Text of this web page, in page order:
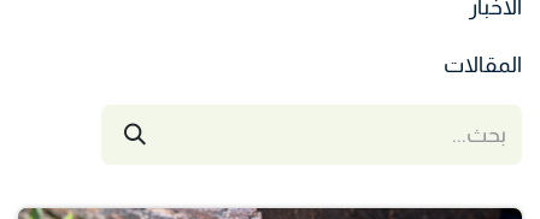
الاخبار
المقالات